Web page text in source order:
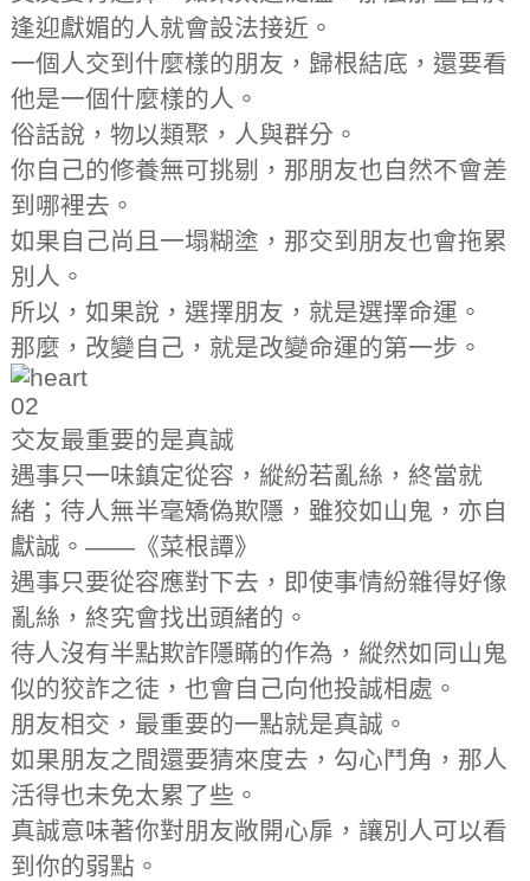
逢迎獻媚的人就會設法接近。
一個人交到什麼樣的朋友，歸根結底，還要看
他是一個什麼樣的人。
俗話說，物以類聚，人與群分。
你自己的修養無可挑剔，那朋友也自然不會差
到哪裡去。
如果自己尚且一塌糊塗，那交到朋友也會拖累
別人。
所以，如果說，選擇朋友，就是選擇命運。
那麼，改變自己，就是改變命運的第一步。
02
交友最重要的是真誠
遇事只一味鎮定從容，縱紛若亂絲，終當就
緒；待人無半毫矯偽欺隱，雖狡如山鬼，亦自
獻誠。——《菜根譚》
遇事只要從容應對下去，即使事情紛雜得好像
亂絲，終究會找出頭緒的。
待人沒有半點欺詐隱瞞的作為，縱然如同山鬼
似的狡詐之徒，也會自己向他投誠相處。
朋友相交，最重要的一點就是真誠。
如果朋友之間還要猜來度去，勾心鬥角，那人
活得也未免太累了些。
真誠意味著你對朋友敞開心扉，讓別人可以看
到你的弱點。